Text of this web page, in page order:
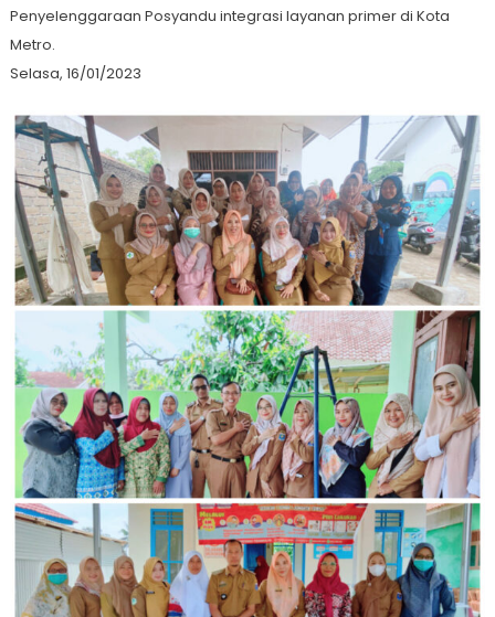
Penyelenggaraan Posyandu integrasi layanan primer di Kota
Metro.
Selasa, 16/01/2023